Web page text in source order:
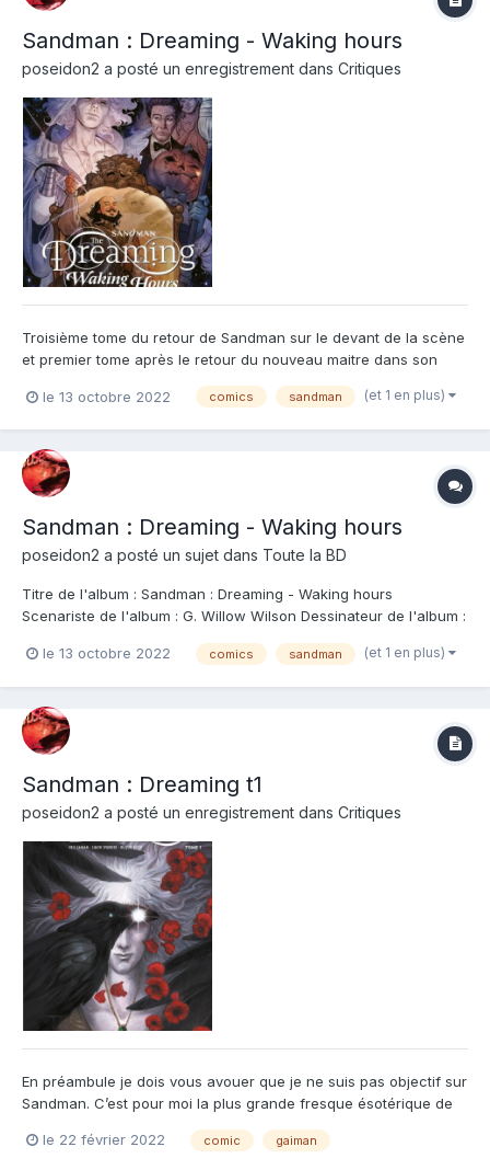
Sandman : Dreaming - Waking hours
poseidon2 a posté un enregistrement dans Critiques
Troisième tome du retour de Sandman sur le devant de la scène
et premier tome après le retour du nouveau maitre dans son
un peu bizarre. En effet, ce tome 3 est une aventure
le 13 octobre 2022 comics sandman (et 1 en plus)
Sandman : Dreaming - Waking hours
poseidon2 a posté un sujet dans Toute la BD
Titre de l'album : Sandman : Dreaming - Waking hours
Scenariste de l'album : G. Willow Wilson Dessinateur de l'album :
Comics Note : Résumé de l'album : L'une des responsabilités les
le 13 octobre 2022 comics sandman (et 1 en plus)
Sandman : Dreaming t1
poseidon2 a posté un enregistrement dans Critiques
En préambule je dois vous avouer que je ne suis pas objectif sur
Sandman. C’est pour moi la plus grande fresque ésotérique de
on me propose de retrouver tous les personnages qui ont fait le
le 22 février 2022 comic gaiman